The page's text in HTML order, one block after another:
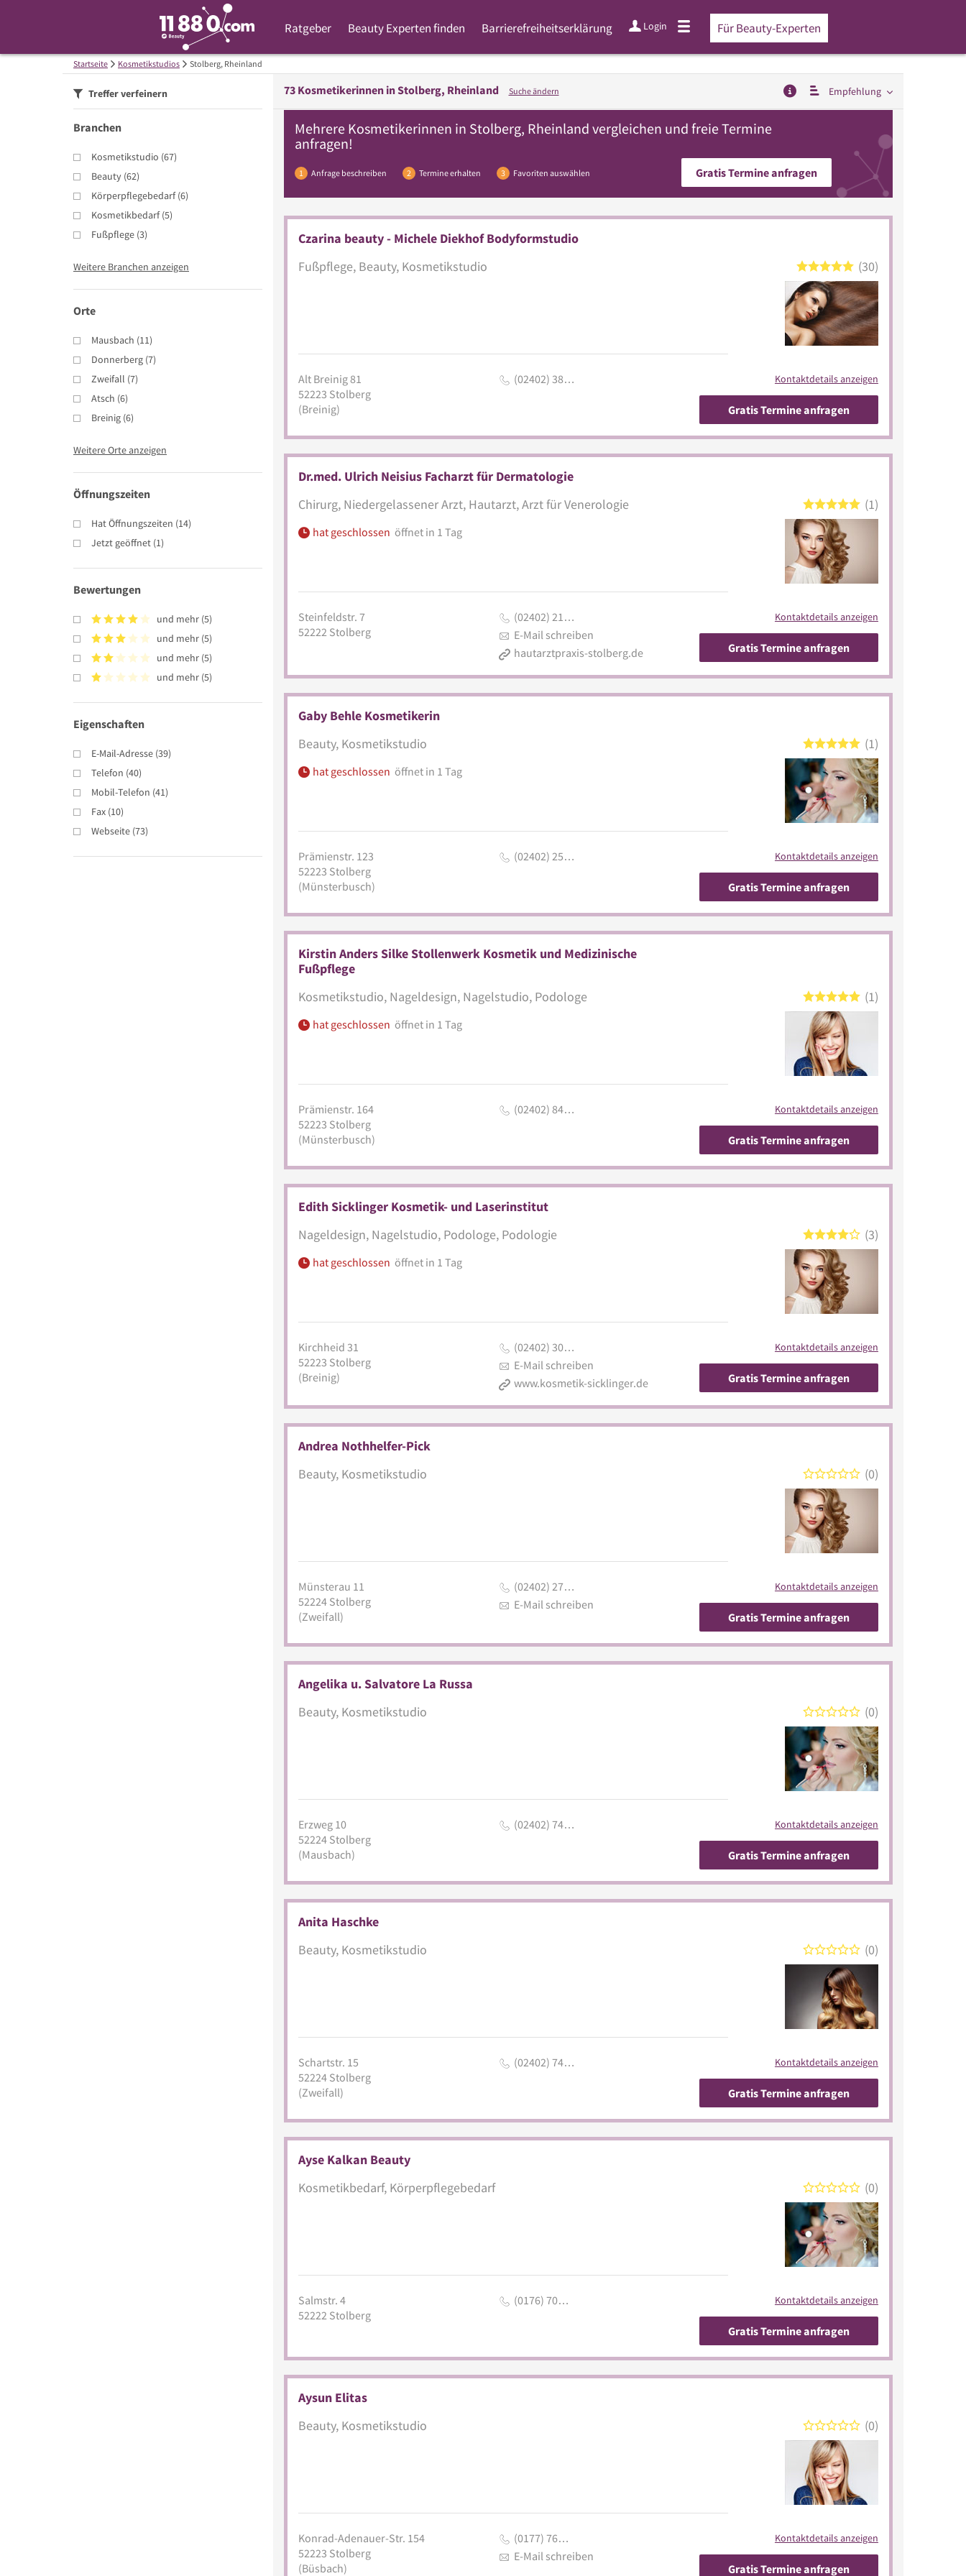
Ratgeber Beauty Experten finden Barrierefreiheitserklärung Login Für Beauty-Experten
Startseite Kosmetikstudios Stolberg, Rheinland
Treffer verfeinern
Branchen
Kosmetikstudio (67)
Beauty (62)
Körperpflegebedarf(6)
Kosmetikbedarf(5)
Fußpflege (3)
Weitere Branchen anzeigen
Orte
Mausbach (11)
Donnerberg (7)
Zweifall (7)
Atsch (6)
Breinig (6)
Weitere Orte anzeigen
Öffnungszeiten
Hat Öffnungszeiten (14)
Jetzt geöffnet (1)
Bewertungen
und mehr (5)
und mehr (5)
und mehr (5)
und mehr (5)
Eigenschaften
E-Mail-Adresse (39)
Telefon (40)
Mobil-Telefon (41)
Fax (10)
Webseite (73)
73 Kosmetikerinnen inStolberg, Rheinland Suche ändern Empfehlung
1 Anfrage beschreiben 2 Termine erhalten 3 Favoriten auswählen
Mehrere Kosmetikerinnen in Stolberg, Rheinland vergleichen und freie Termine
anfragen!
Gratis Termine anfragen
Czarina beauty - Michele Diekhof Bodyformstudio
Fußpflege, Beauty, Kosmetikstudio
30
Alt Breinig 81
52223 Stolberg
(Breinig)
(02402) 38… Kontaktdetails anzeigen
Gratis Termine anfragen
Dr.med. Ulrich Neisius Facharzt für Dermatologie
Chirurg, Niedergelassener Arzt, Hautarzt, Arzt für Venerologie
hat geschlossen öffnet in 1 Tag
1
Steinfeldstr. 7
52222 Stolberg
(02402) 21…
E-Mail schreiben
hautarztpraxis-stolberg.de
Kontaktdetails anzeigen
Gratis Termine anfragen
Gaby Behle Kosmetikerin
Beauty, Kosmetikstudio
hat geschlossen öffnet in 1 Tag
1
Prämienstr. 123
52223 Stolberg
(Münsterbusch)
(02402) 25… Kontaktdetails anzeigen
Gratis Termine anfragen
Kirstin Anders Silke Stollenwerk Kosmetik und Medizinische
Fußpflege
Kosmetikstudio, Nageldesign, Nagelstudio, Podologe
hat geschlossen öffnet in 1 Tag
1
Prämienstr. 164
52223 Stolberg
(Münsterbusch)
(02402) 84… Kontaktdetails anzeigen
Gratis Termine anfragen
Edith Sicklinger Kosmetik- und Laserinstitut
Nageldesign, Nagelstudio, Podologe, Podologie
hat geschlossen öffnet in 1 Tag
3
Kirchheid 31
52223 Stolberg
(Breinig)
(02402) 30…
E-Mail schreiben
www.kosmetik-sicklinger.de
Kontaktdetails anzeigen
Gratis Termine anfragen
Andrea Nothhelfer-Pick
Beauty, Kosmetikstudio
0
Münsterau 11
52224 Stolberg
(Zweifall)
(02402) 27…
E-Mail schreiben
Kontaktdetails anzeigen
Gratis Termine anfragen
Angelika u. Salvatore La Russa
Beauty, Kosmetikstudio
0
Erzweg 10
52224 Stolberg
(Mausbach)
(02402) 74… Kontaktdetails anzeigen
Gratis Termine anfragen
Anita Haschke
Beauty, Kosmetikstudio
0
Schartstr. 15
52224 Stolberg
(Zweifall)
(02402) 74… Kontaktdetails anzeigen
Gratis Termine anfragen
Ayse Kalkan Beauty
Kosmetikbedarf, Körperpflegebedarf
0
Salmstr. 4
52222 Stolberg
(0176) 70… Kontaktdetails anzeigen
Gratis Termine anfragen
Aysun Elitas
Beauty, Kosmetikstudio
0
Konrad-Adenauer-Str. 154
52223 Stolberg
(Büsbach)
(0177) 76…
E-Mail schreiben
Kontaktdetails anzeigen
Gratis Termine anfragen